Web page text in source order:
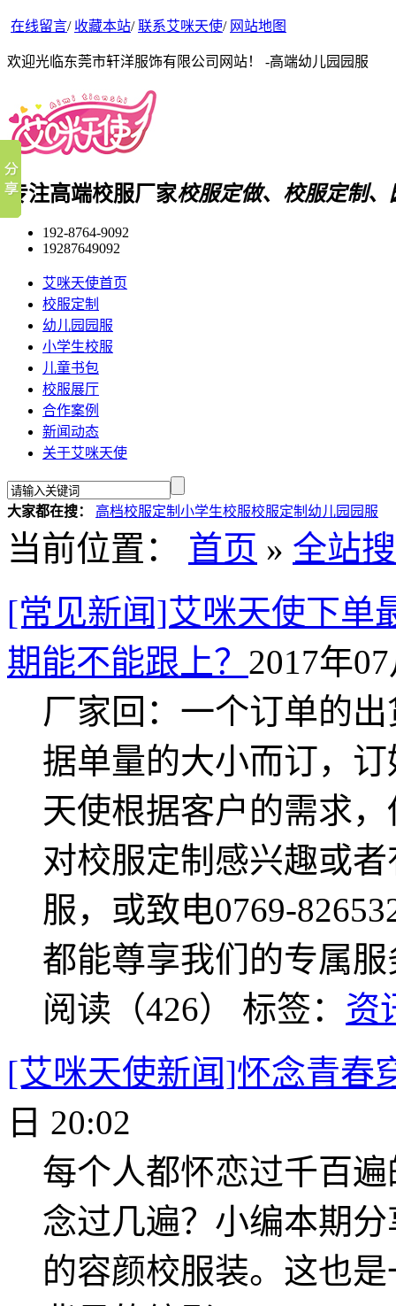
在线留言/ 收藏本站/联系艾咪天使/ 网站地图
欢迎光临东莞市轩洋服饰有限公司网站！ -高端幼儿园园服
专注高端校服厂家校服定做、校服定制
192-8764-9092
19287649092
艾咪天使首页
校服定制
幼儿园园服
小学生校服
儿童书包
校服展厅
合作案例
新闻动态
关于艾咪天使
大家都在搜： 高档校服定制 小学生校服校服定制 幼儿园园服
当前位置： 首页 » 全站
[常见新闻]艾咪天使下单
期能不能跟上？ 2017年
厂家回：一个订单的
据单量的大小而订，
天使根据客户的需求
对校服定制感兴趣或
服，或致电0769-
都能尊享我们的专属服
阅读（426） 标签： 资
[艾咪天使新闻]怀念青春
日 20:02
每个人都怀恋过千百
念过几遍？小编本期
的容颜校服装。这也